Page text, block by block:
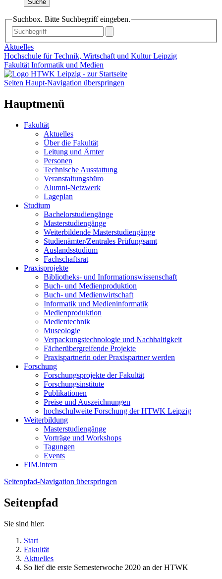
Suche
Suchbox. Bitte Suchbegriff eingeben.
Aktuelles
Hochschule für Technik, Wirtschaft und Kultur Leipzig
Fakultät Informatik und Medien
Seiten Haupt-Navigation überspringen
Hauptmenü
Fakultät
Aktuelles
Über die Fakultät
Leitung und Ämter
Personen
Technische Ausstattung
Veranstaltungsbüro
Alumni-Netzwerk
Lageplan
Studium
Bachelorstudiengänge
Masterstudiengänge
Weiterbildende Masterstudiengänge
Studienämter/Zentrales Prüfungsamt
Auslandsstudium
Fachschaftsrat
Praxisprojekte
Bibliotheks- und Informationswissenschaft
Buch- und Medienproduktion
Buch- und Medienwirtschaft
Informatik und Medieninformatik
Medienproduktion
Medientechnik
Museologie
Verpackungstechnologie und Nachhaltigkeit
Fächerübergreifende Projekte
Praxispartnerin oder Praxispartner werden
Forschung
Forschungsprojekte der Fakultät
Forschungsinstitute
Publikationen
Preise und Auszeichnungen
hochschulweite Forschung der HTWK Leipzig
Weiterbildung
Masterstudiengänge
Vorträge und Workshops
Tagungen
Events
FIM.intern
Seitenpfad-Navigation überspringen
Seitenpfad
Sie sind hier:
Start
Fakultät
Aktuelles
So lief die erste Semesterwoche 2020 an der HTWK